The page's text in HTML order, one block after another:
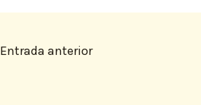
Entrada anterior